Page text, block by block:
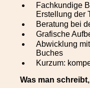
Fachkundige
Erstellung der
Beratung bei
Grafische
Abwicklung
Buches
Kurzum:
Was man